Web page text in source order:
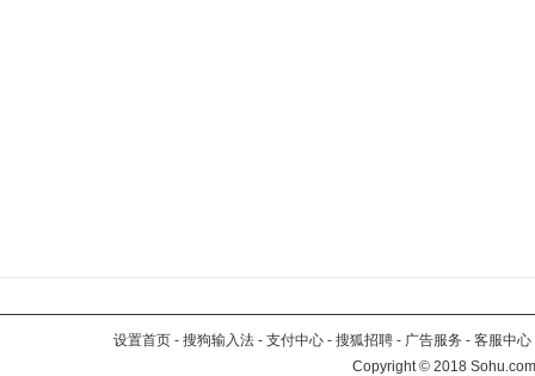
设置首页 - 搜狗输入法 - 支付中心 - 搜狐招聘 - 广告服务 - 客服中心
Copyright©2018